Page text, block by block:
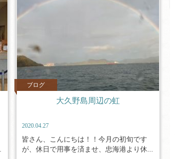
ブログ
大久野島周辺の虹
2020.04.27
皆さん、こんにちは！！今月の初旬です
が、休日で用事を済ませ、忠海港より休...